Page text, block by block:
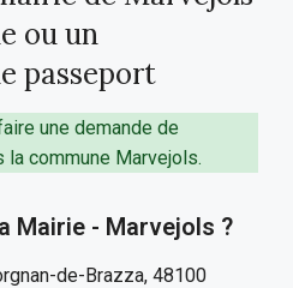
ou un
passeport
une demande de
commune Marvejols.
Mairie - Marvejols ?
de-Brazza, 48100